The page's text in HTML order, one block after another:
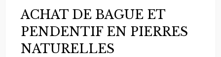
ACHAT DE BAGUE ET
PENDENTIF EN PIERRES
NATURELLES